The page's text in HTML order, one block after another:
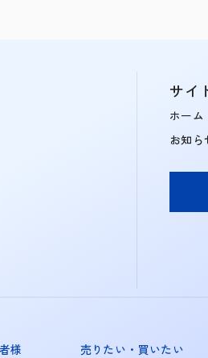
サイ
ホーム
お知ら
様
売りたい・買いたい